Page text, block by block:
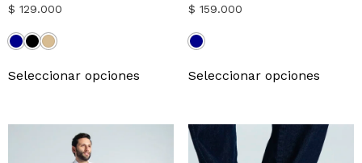
$ 129.000
Seleccionar opciones
$ 159.000
Seleccionar opciones